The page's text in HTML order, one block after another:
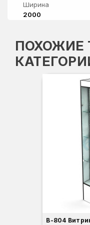
Ширина
2000
ПОХОЖИЕ
В-804